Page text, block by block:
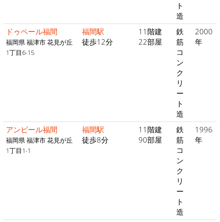
ト
造
ドゥペール福間
福岡県 福津市 花見が丘
1丁目6-15
福間駅
徒歩12分
11階建
22部屋
鉄
筋
コ
ン
ク
リ
ー
ト
造
2000
年
アンピール福間
福岡県 福津市 花見が丘
1丁目1-1
福間駅
徒歩8分
11階建
90部屋
鉄
筋
コ
ン
ク
リ
ー
ト
造
1996
年